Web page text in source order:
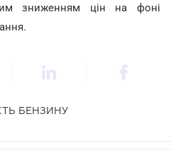
зниженням цін на фоні
БЕНЗИНУ